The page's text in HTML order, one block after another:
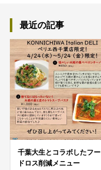
最近の記事
千葉大生とコラボしたフー
ドロス削減メニュー